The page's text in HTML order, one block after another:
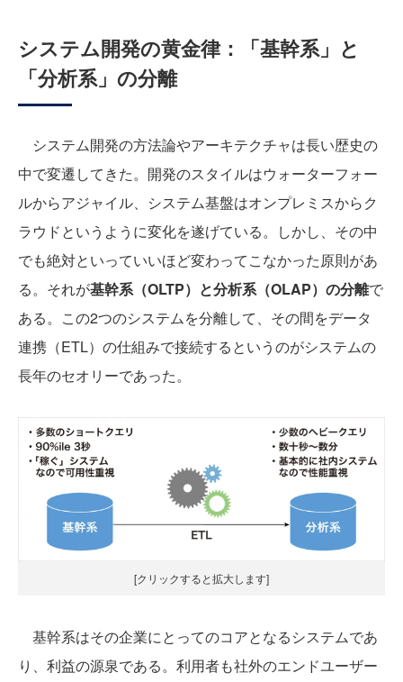
システム開発の黄金律：「基幹系」と
「分析系」の分離
システム開発の方法論やアーキテクチャは長い歴史の
中で変遷してきた。開発のスタイルはウォーターフォー
ルからアジャイル、システム基盤はオンプレミスからク
ラウドというように変化を遂げている。しかし、その中
でも絶対といっていいほど変わってこなかった原則があ
る。それが基幹系（OLTP）と分析系（OLAP）の分離で
ある。この2つのシステムを分離して、その間をデータ
連携（ETL）の仕組みで接続するというのがシステムの
長年のセオリーであった。
[クリックすると拡大します]
基幹系はその企業にとってのコアとなるシステムであ
り、利益の源泉である。利用者も社外のエンドユーザー